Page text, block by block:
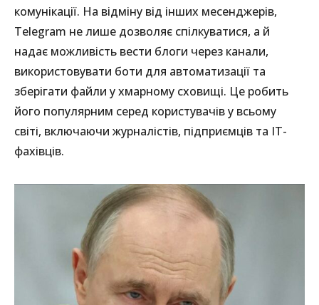
комунікації. На відміну від інших месенджерів,
Telegram не лише дозволяє спілкуватися, а й
надає можливість вести блоги через канали,
використовувати боти для автоматизації та
зберігати файли у хмарному сховищі. Це робить
його популярним серед користувачів у всьому
світі, включаючи журналістів, підприємців та IT-
фахівців.